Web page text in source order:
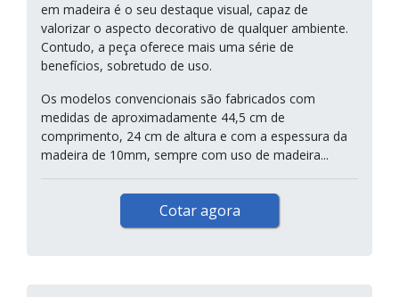
em madeira é o seu destaque visual, capaz de
valorizar o aspecto decorativo de qualquer ambiente.
Contudo, a peça oferece mais uma série de
benefícios, sobretudo de uso.
Os modelos convencionais são fabricados com
medidas de aproximadamente 44,5 cm de
comprimento, 24 cm de altura e com a espessura da
madeira de 10mm, sempre com uso de madeira...
Cotar agora